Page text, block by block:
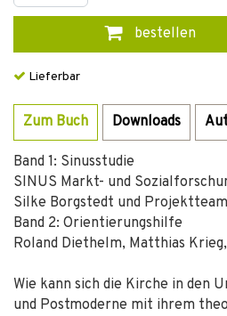
bestellen
Lieferbar
Zum Buch Downloads
Band 1: Sinusstudie
SINUS Markt- und
Silke Borgstedt und Projektteam
Band 2: Orientierungshilfe
Roland Diethelm, Matthias
Wie kann sich die Kirche in den
und Postmoderne mit ihrem